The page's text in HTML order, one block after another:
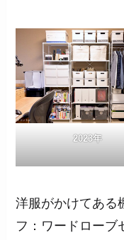
2023年
洋服がかけてある
フ：ワードローブ